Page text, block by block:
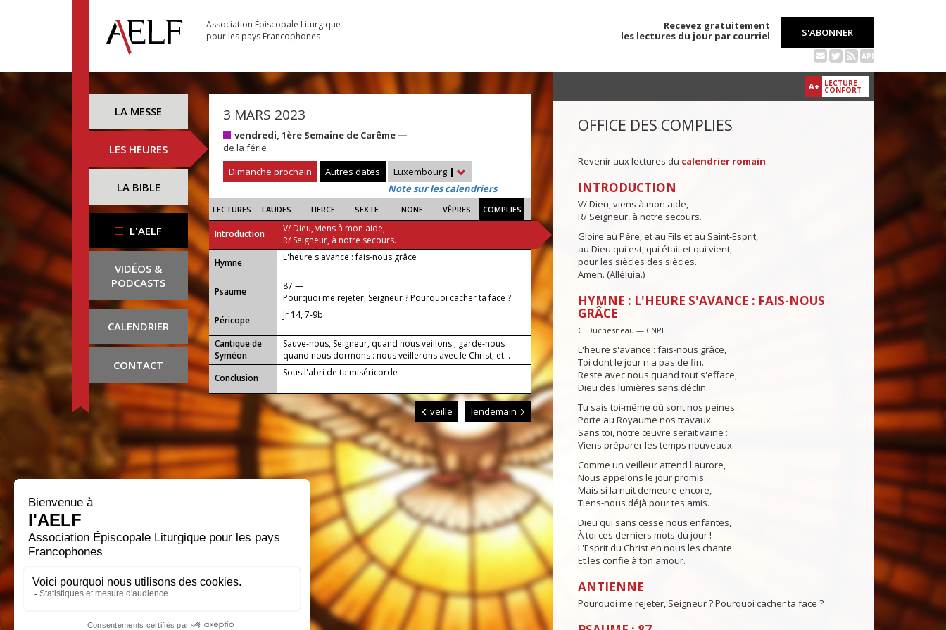
Association Épiscopale Liturgique
pour les pays Francophones
Recevez gratuitement
les lectures du jour par courriel
S'ABONNER
API
LA MESSE
LES HEURES
LA BIBLE
L'AELF
VIDÉOS &
PODCASTS
CALENDRIER
CONTACT
3 MARS 2023
vendredi, 1ère Semaine de Carême —
de la férie
Dimanche prochain
Autres dates Luxembourg |
Note sur les calendriers
LECTURES LAUDES TIERCE SEXTE NONE VÊPRES COMPLIES
Introduction
V/ Dieu, viens à mon aide,
R/ Seigneur, à notre secours.
...
Hymne L'heure s'avance : fais-nous grâce
Psaume
87 —
Pourquoi me rejeter, Seigneur ? Pourquoi cacher ta face ?
Péricope
Jr 14, 7-9b
Cantique de
Syméon
Sauve-nous, Seigneur, quand nous veillons ; garde-nous
quand nous dormons : nous veillerons avec le Christ, et...
Conclusion
Sous l'abri de ta miséricorde
veille lendemain
A+ LECTURE
CONFORT
OFFICE DES COMPLIES
Revenir aux lectures du calendrier romain.
INTRODUCTION
V/ Dieu, viens à mon aide,
R/ Seigneur, à notre secours.
Gloire au Père, et au Fils et au Saint-Esprit,
au Dieu qui est, qui était et qui vient,
pour les siècles des siècles.
Amen. (Alléluia.)
HYMNE : L'HEURE S'AVANCE : FAIS-NOUS
GRÂCE
C. Duchesneau — CNPL
L'heure s'avance : fais-nous grâce,
Toi dont le jour n'a pas de fin.
Reste avec nous quand tout s'efface,
Dieu des lumières sans déclin.
Tu sais toi-même où sont nos peines :
Porte au Royaume nos travaux.
Sans toi, notre œuvre serait vaine :
Viens préparer les temps nouveaux.
Comme un veilleur attend l'aurore,
Nous appelons le jour promis.
Mais si la nuit demeure encore,
Tiens-nous déjà pour tes amis.
Dieu qui sans cesse nous enfantes,
À toi ces derniers mots du jour !
L'Esprit du Christ en nous les chante
Et les confie à ton amour.
ANTIENNE
Pourquoi me rejeter, Seigneur ? Pourquoi cacher ta face ?